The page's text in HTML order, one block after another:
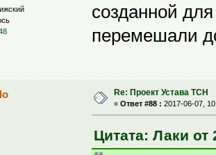
созданной
перемешали
Re: Проект Устава ТСН
« Ответ #88 : 2017-06-07,
Цитата: Лаки от